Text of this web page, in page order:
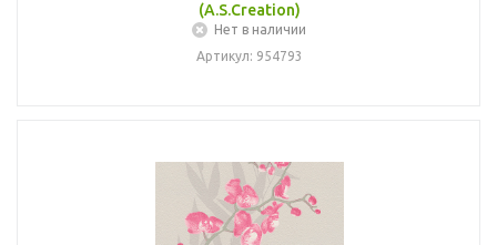
(A.S.Creation)
Нет в наличии
Артикул: 954793